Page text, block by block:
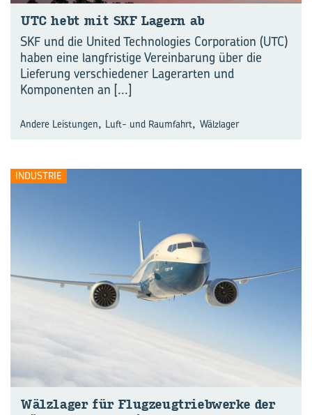
UTC hebt mit SKF La­gern ab
SKF und die United Technologies Corporation (UTC)
haben eine langfristige Vereinbarung über die
Lieferung verschiedener Lagerarten und
Komponenten an [...]
Andere Leistungen, Luft- und Raumfahrt, Wälzlager
INDUSTRIE
Wälz­la­ger für Flugzeug­triebwerke der